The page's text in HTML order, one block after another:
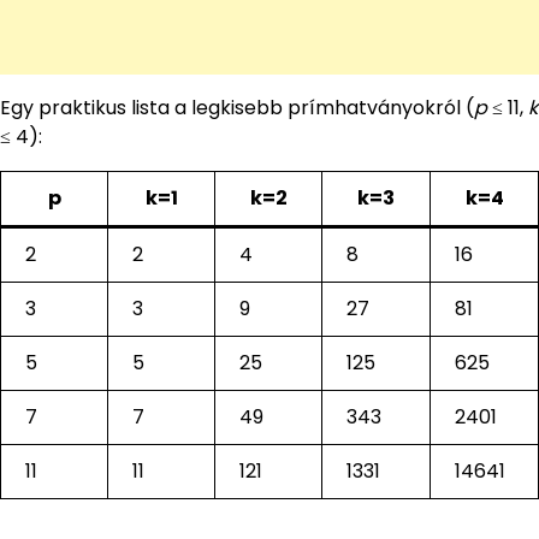
Egy praktikus lista a legkisebb prímhatványokról (p≤ 11, k
≤ 4):
p k=1 k=2 k=3 k=4
2 2 4 8
16
3
3 9 27
81
5
5 25 125
625
7
7 49 343
2401
11
11 121 1331 14641